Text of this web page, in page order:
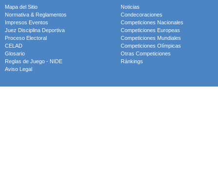
Mapa del Sitio
Normativa & Reglamentos
Impresos Eventos
Juez Disciplina Deportiva
Proceso Electoral
CELAD
Glosario
Reglas de Juego - NIDE
Aviso Legal
Noticias
Condecoraciones
Competiciones Nacionales
Competiciones Europeas
Competiciones Mundiales
Competiciones Olímpicas
Otras Competiciones
Ránkings